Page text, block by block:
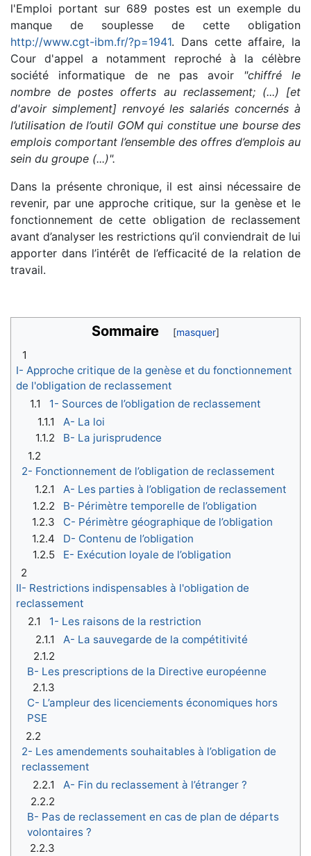
l'Emploi portant sur 689 postes est un exemple du
manque de souplesse de cette obligation
http://www.cgt-ibm.fr/?p=1941. Dans cette affaire, la
Cour d'appel a notamment reproché à la célèbre
société informatique de ne pas avoir "chiffré le
nombre de postes offerts au reclassement; (...) [et
d'avoir simplement] renvoyé les salariés concernés à
l’utilisation de l’outil GOM qui constitue une bourse des
emplois comportant l’ensemble des offres d’emplois au
sein du groupe (...)".
Dans la présente chronique, il est ainsi nécessaire de
revenir, par une approche critique, sur la genèse et le
fonctionnement de cette obligation de reclassement
avant d’analyser les restrictions qu’il conviendrait de lui
apporter dans l’intérêt de l’efficacité de la relation de
travail.
Sommaire
1
I- Approche critique de la genèse et du fonctionnement
de l'obligation de reclassement
1.1
1- Sources de l’obligation de reclassement
1.1.1
A- La loi
1.1.2
B- La jurisprudence
1.2
2- Fonctionnement de l’obligation de reclassement
1.2.1
A- Les parties à l’obligation de reclassement
1.2.2
B- Périmètre temporelle de l’obligation
1.2.3
C- Périmètre géographique de l’obligation
1.2.4
D- Contenu de l’obligation
1.2.5
E- Exécution loyale de l’obligation
2
II- Restrictions indispensables à l'obligation de
reclassement
2.1
1- Les raisons de la restriction
2.1.1
A- La sauvegarde de la compétitivité
2.1.2
B- Les prescriptions de la Directive européenne
2.1.3
C- L’ampleur des licenciements économiques hors
PSE
2.2
2- Les amendements souhaitables à l’obligation de
reclassement
2.2.1
A- Fin du reclassement à l’étranger ?
2.2.2
B- Pas de reclassement en cas de plan de départs
volontaires ?
2.2.3